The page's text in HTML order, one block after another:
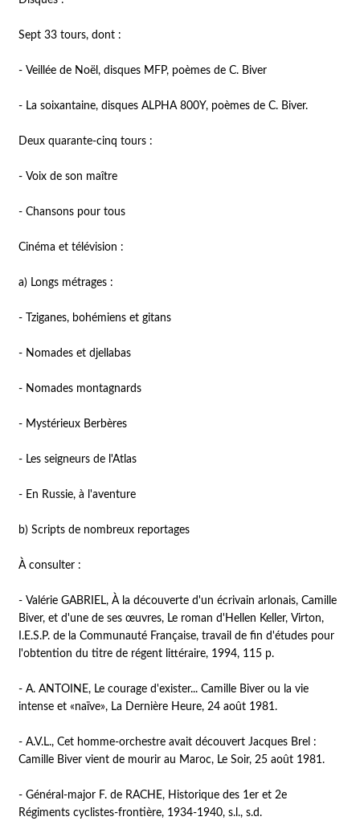
Sept 33 tours, dont :
- Veillée de Noël, disques MFP, poèmes de C. Biver
- La soixantaine, disques ALPHA 800Y, poèmes de C. Biver.
Deux quarante-cinq tours :
- Voix de son maître
- Chansons pour tous
Cinéma et télévision :
a) Longs métrages :
- Tziganes, bohémiens et gitans
- Nomades et djellabas
- Nomades montagnards
- Mystérieux Berbères
- Les seigneurs de l'Atlas
- En Russie, à l'aventure
b) Scripts de nombreux reportages
À consulter :
- Valérie GABRIEL, À la découverte d'un écrivain arlonais, Camille
Biver, et d'une de ses œuvres, Le roman d'Hellen Keller, Virton,
I.E.S.P. de la Communauté Française, travail de fin d'études pour
l'obtention du titre de régent littéraire, 1994, 115 p.
- A. ANTOINE, Le courage d'exister... Camille Biver ou la vie
intense et «naïve», La Dernière Heure, 24 août 1981.
- A.V.L., Cet homme-orchestre avait découvert Jacques Brel :
Camille Biver vient de mourir au Maroc, Le Soir, 25 août 1981.
- Général-major F. de RACHE, Historique des 1er et 2e
Régiments cyclistes-frontière, 1934-1940, s.l., s.d.